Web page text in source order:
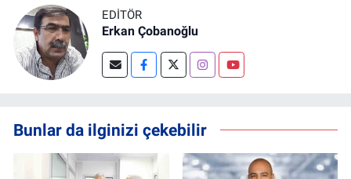
EDITÖR
Erkan Çobanoğlu
Bunlar da ilginizi çekebilir